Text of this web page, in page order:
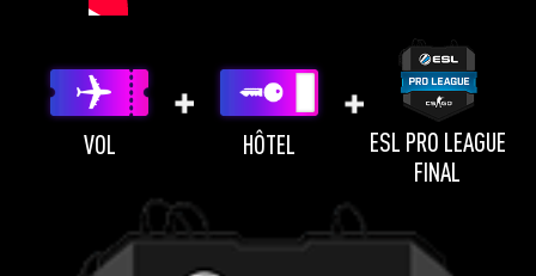
VOL HÔTEL
ESL PRO LEAGUE
FINAL